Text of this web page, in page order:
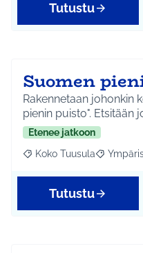
Tutustu
Suomen
Rakennetaan johonkin
pienin puisto". Etsitään
Etenee jatkoon
Rajaa tulokset aihepiirin
Koko Tuusula Rajaa
Tutustu